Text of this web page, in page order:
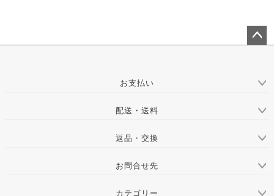
お支払い
配送・送料
返品・交換
お問合せ先
カテゴリー